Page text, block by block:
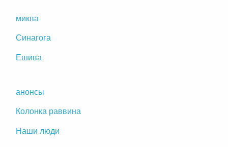
миква
Синагога
Ешива
анонсы
Колонка раввина
Наши люди